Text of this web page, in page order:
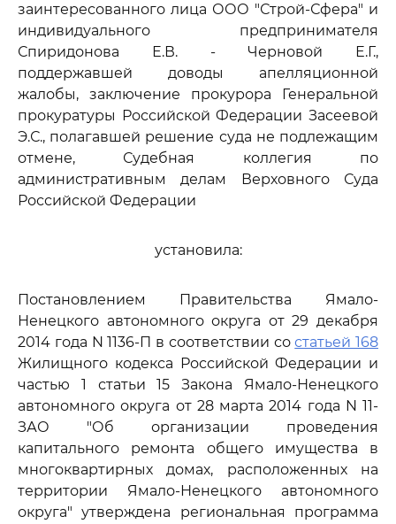
заинтересованного лица ООО "Строй-Сфера" и
индивидуального предпринимателя
Спиридонова Е.В. - Черновой Е.Г.,
поддержавшей доводы апелляционной
жалобы, заключение прокурора Генеральной
прокуратуры Российской Федерации Засеевой
Э.С., полагавшей решение суда не подлежащим
отмене, Судебная коллегия по
административным делам Верховного Суда
Российской Федерации
установила:
Постановлением Правительства Ямало-
Ненецкого автономного округа от 29 декабря
2014 года N 1136-П в соответствии состатьей 168
Жилищного кодекса Российской Федерации и
частью 1 статьи 15 Закона Ямало-Ненецкого
автономного округа от 28 марта 2014 года N 11-
ЗАО "Об организации проведения
капитального ремонта общего имущества в
многоквартирных домах, расположенных на
территории Ямало-Ненецкого автономного
округа" утверждена региональная программа